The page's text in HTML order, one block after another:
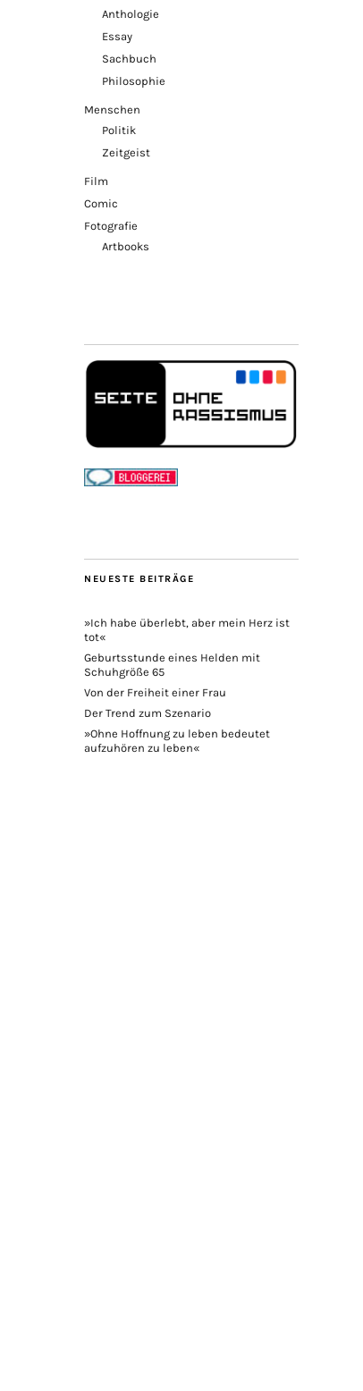
Anthologie
Essay
Sachbuch
Philosophie
Menschen
Politik
Zeitgeist
Film
Comic
Fotografie
Artbooks
NEUESTE BEITRÄGE
»Ich habe überlebt, aber mein Herz ist
tot«
Geburtsstunde eines Helden mit
Schuhgröße 65
Von der Freiheit einer Frau
Der Trend zum Szenario
»Ohne Hoffnung zu leben bedeutet
aufzuhören zu leben«